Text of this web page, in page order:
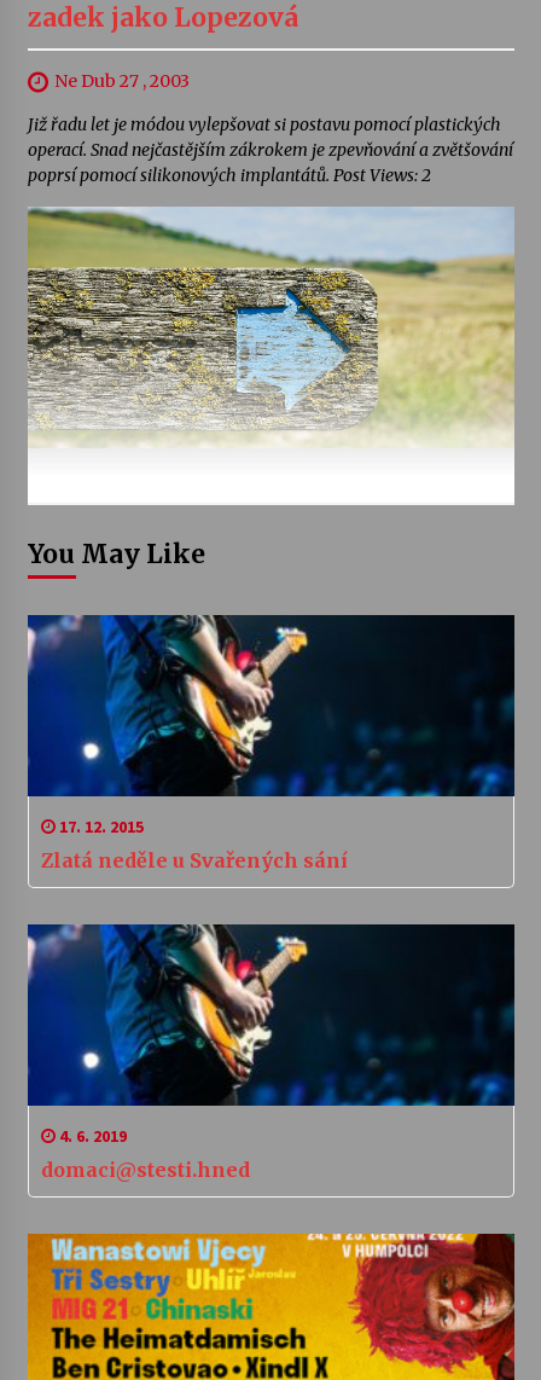
zadek jako Lopezová
Ne Dub 27 , 2003
Již řadu let je módou vylepšovat si postavu pomocí plastických
operací. Snad nejčastějším zákrokem je zpevňování a zvětšování
poprsí pomocí silikonových implantátů. Post Views: 2
You May Like
17. 12. 2015
Zlatá neděle u Svařených sání
4. 6. 2019
domaci@stesti.hned